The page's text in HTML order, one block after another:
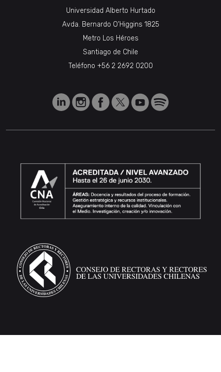
Universidad Alberto Hurtado
Avda. Bernardo O’Higgins 1825
Metro Los Héroes
Santiago de Chile
Teléfono +56 2 2692 0200